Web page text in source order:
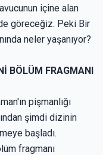
içine alan
göreceğiz. Peki Bir
neler yaşanıyor?
BÖLÜM FRAGMANI
pişmanlığı
şimdi dizinin
başladı.
fragmanı